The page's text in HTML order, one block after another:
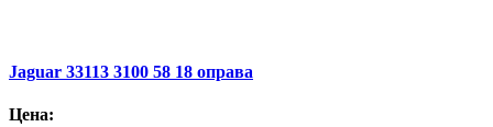
Jaguar 33113 3100 58 18 оправа
Цена: